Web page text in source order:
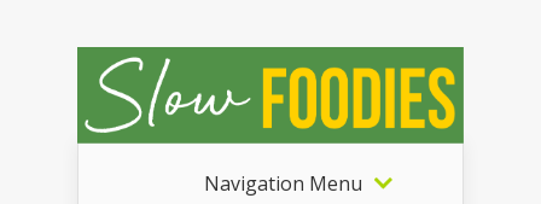
Navigation Menu